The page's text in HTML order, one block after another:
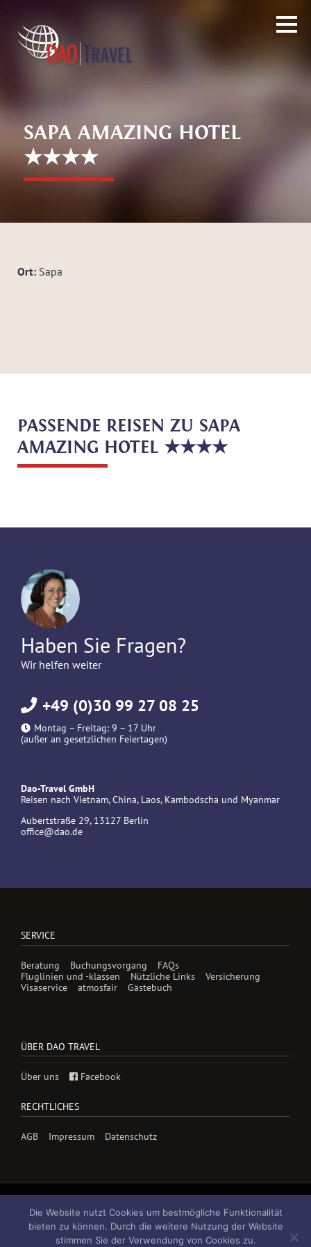
SAPA AMAZING HOTEL
★★★★
Ort: Sapa
PASSENDE REISEN ZU SAPA
AMAZING HOTEL ★★★★
Haben Sie Fragen?
Wir helfen weiter
+49 (0)30 99 27 08 25
Montag – Freitag: 9 – 17 Uhr
(außer an gesetzlichen Feiertagen)
Dao-Travel GmbH
Reisen nach Vietnam, China, Laos, Kambodscha und Myanmar
Aubertstraße 29, 13127 Berlin
office@dao.de
SERVICE
Beratung Buchungsvorgang
FAQs
Fluglinien und -klassen
Nützliche Links
Versicherung
Visaservice
atmosfair Gästebuch
ÜBER DAO TRAVEL
Über uns Facebook
RECHTLICHES
AGB Impressum Datenschutz
Die Website nutzt Cookies um bestmögliche Funktionalität
bieten zu können. Durch die weitere Nutzung der Website
stimmen Sie der Verwendung von Cookies zu.